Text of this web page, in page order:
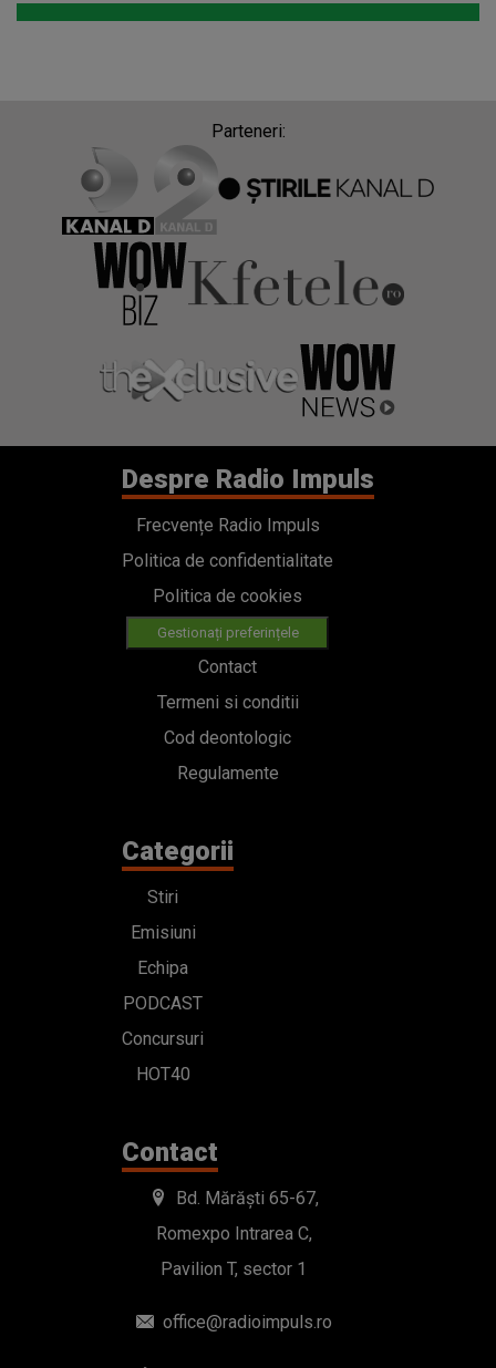
Parteneri:
Despre Radio Impuls
Frecvențe Radio Impuls
Politica de confidentialitate
Politica de cookies
Gestionați preferințele
Contact
Termeni si conditii
Cod deontologic
Regulamente
Categorii
Stiri
Emisiuni
Echipa
PODCAST
Concursuri
HOT40
Contact
Bd. Mărăști 65-67,
Romexpo Intrarea C,
Pavilion T, sector 1
office@radioimpuls.ro